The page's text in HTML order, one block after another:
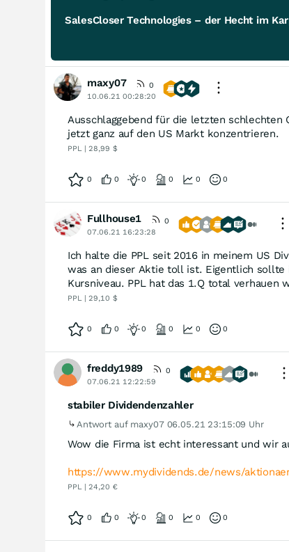
SalesCloser Technologies – der Hecht im
maxy07
0
10.06.21 00:28:20
Ausschlaggebend für die letzten schlechten
jetzt ganz auf den US Markt konzentrieren.
PPL | 28,99 $
0 0 0 0 0 0
Fullhouse1
0
07.06.21 16:23:28
Ich halte die PPL seit 2016 in meinem US
was an dieser Aktie toll ist. Eigentlich sollte
Kursniveau. PPL hat das 1.Q total
PPL | 29,10 $
0 0 0 0 0 0
freddy1989
0
07.06.21 12:22:59
stabiler Dividendenzahler
Antwort auf maxy07 06.05.21 23:15:09 Uhr
Wow die Firma ist echt interessant und wir
https://www.mydividends.de/news/
PPL | 24,20 €
0 0 0 0 0 0